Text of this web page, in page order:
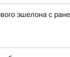
эшелона с